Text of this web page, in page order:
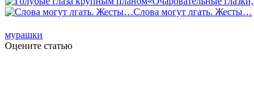
Слова могут лгать. Жесты…
мурашки
Оцените статью